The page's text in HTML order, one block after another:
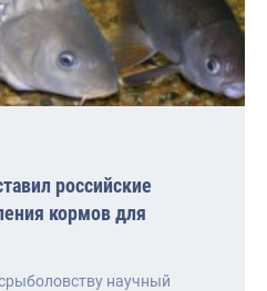
российские
кормов для
научный